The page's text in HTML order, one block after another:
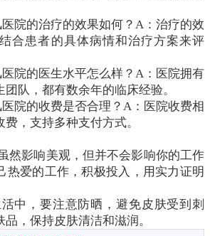
院的治疗的效果如何？A：治疗的效
合患者的具体病情和治疗方案来评
院的医生水平怎么样？A：医院拥有
队，都有数余年的临床经验。
院的收费是否合理？A：医院收费相
，支持多种支付方式。
然影响美观，但并不会影响你的工作
热爱的工作，积极投入，用实力证明
中，要注意防晒，避免皮肤受到刺
，保持皮肤清洁和滋润。